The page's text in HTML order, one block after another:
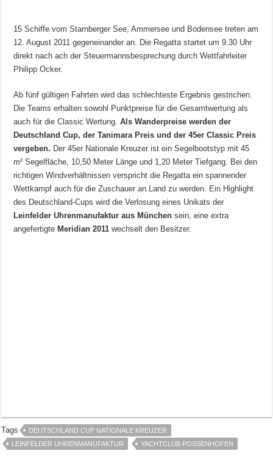
15 Schiffe vom Starnberger See, Ammersee und Bodensee treten am
12. August 2011 gegeneinander an. Die Regatta startet um 9.30 Uhr
direkt nach ach der Steuermannsbesprechung durch Wettfahrleiter
Philipp Ocker.
Ab fünf gültigen Fahrten wird das schlechteste Ergebnis gestrichen.
Die Teams erhalten sowohl Punktpreise für die Gesamtwertung als
auch für die Classic Wertung.Als Wanderpreise werden der
Deutschland Cup, der Tanimara Preis und der 45er Classic Preis
vergeben. Der 45er Nationale Kreuzer ist ein Segelbootstyp mit 45
m² Segelfläche, 10,50 Meter Länge und 1,20 Meter Tiefgang. Bei den
richtigen Windverhältnissen verspricht die Regatta ein spannender
Wettkampf auch für die Zuschauer an Land zu werden. Ein Highlight
des Deutschland-Cups wird die Verlosung eines Unikats der
Leinfelder Uhrenmanufaktur aus München sein, eine extra
angefertigte Meridian 2011wechselt den Besitzer.
Tags
DEUTSCHLAND CUP NATIONALE KREUZER
LEINFELDER UHRENMANUFAKTUR
YACHTCLUB POSSENHOFEN